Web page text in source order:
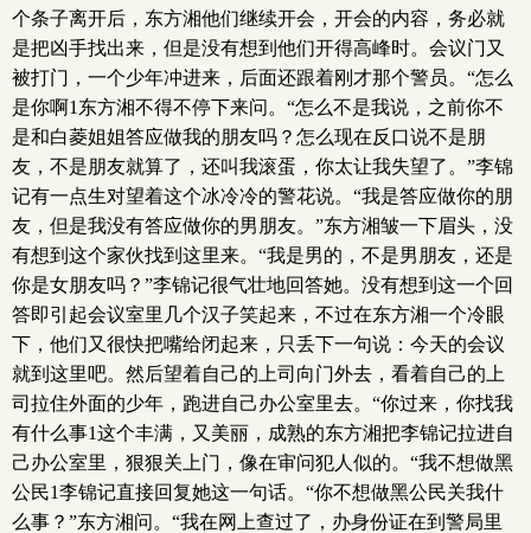
个条子离开后，东方湘他们继续开会，开会的内容，务必就
是把凶手找出来，但是没有想到他们开得高峰时。会议门又
被打门，一个少年冲进来，后面还跟着刚才那个警员。“怎么
是你啊1东方湘不得不停下来问。“怎么不是我说，之前你不
是和白菱姐姐答应做我的朋友吗？怎么现在反口说不是朋
友，不是朋友就算了，还叫我滚蛋，你太让我失望了。”李锦
记有一点生对望着这个冰冷冷的警花说。“我是答应做你的朋
友，但是我没有答应做你的男朋友。”东方湘皱一下眉头，没
有想到这个家伙找到这里来。“我是男的，不是男朋友，还是
你是女朋友吗？”李锦记很气壮地回答她。没有想到这一个回
答即引起会议室里几个汉子笑起来，不过在东方湘一个冷眼
下，他们又很快把嘴给闭起来，只丢下一句说：今天的会议
就到这里吧。然后望着自己的上司向门外去，看着自己的上
司拉住外面的少年，跑进自己办公室里去。“你过来，你找我
有什么事1这个丰满，又美丽，成熟的东方湘把李锦记拉进自
己办公室里，狠狠关上门，像在审问犯人似的。“我不想做黑
公民1李锦记直接回复她这一句话。“你不想做黑公民关我什
么事？”东方湘问。“我在网上查过了，办身份证在到警局里